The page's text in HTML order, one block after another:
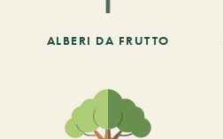
ALBERI DA FRUTTO